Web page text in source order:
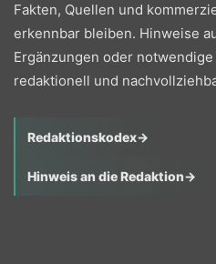
Fakten, Quellen und
erkennbar bleiben. Hinweise
Ergänzungen oder
redaktionell und
Redaktionskodex→
Hinweis an die Redaktion→